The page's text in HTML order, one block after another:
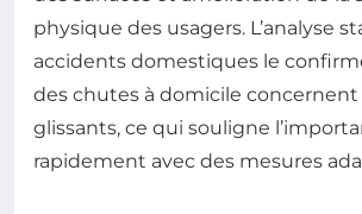
physique des usagers. L’analyse
accidents domestiques le
des chutes à domicile concernent
glissants, ce qui souligne
rapidement avec des mesures